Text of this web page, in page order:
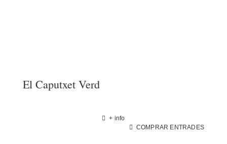
El Caputxet Verd
+ info
COMPRAR ENTRADES